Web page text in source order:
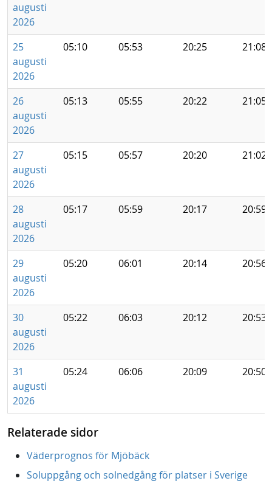
augusti
2026
25
augusti
2026
05:10 05:53 20:25 21:08
26
augusti
2026
05:13 05:55 20:22 21:05
27
augusti
2026
05:15 05:57 20:20 21:02
28
augusti
2026
05:17 05:59 20:17 20:59
29
augusti
2026
05:20 06:01 20:14 20:56
30
augusti
2026
05:22 06:03 20:12 20:53
31
augusti
2026
05:24 06:06 20:09 20:50
Relaterade sidor
Väderprognos för Mjöbäck
Soluppgång och solnedgång för platser i Sverige